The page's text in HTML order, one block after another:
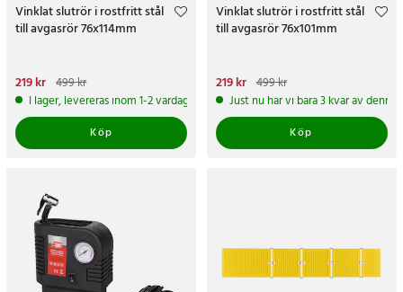
Vinklat slutrör i rostfritt stål
till avgasrör 76x114mm
Nuvarande pris
pris:499 kr
219 kr 499 kr
I lager, levereras inom 1-2 vardagar
Köp
Vinklat slutrör i rostfritt stål
till avgasrör 76x101mm
Nuvarande pris
pris:499 kr
219 kr 499 kr
Just nu har vi bara 3 kvar av denna
Köp